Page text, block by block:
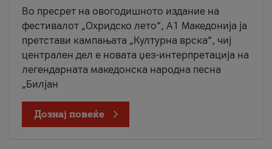
Во пресрет на овогодишното издание на
фестивалот „Охридско лето“, А1 Македонија ја
претстави кампањата „Културна врска“, чиј
централен дел е новата џез-интерпретација на
легендарната македонска народна песна
„Билјан
Дознај повеќе